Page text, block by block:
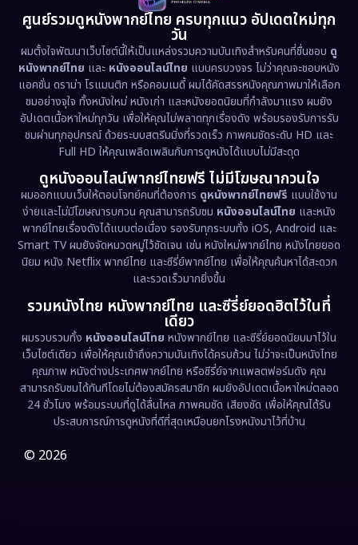
Disaster (13)
Disney+ (5)
Documentary สารคดี (94)
Drama ดราม่า (1,513)
Dystopian (17)
Emotional (61)
Epic มหากาพย์ (227)
Erotic (36)
Family ครอบครัว (375)
Fantasy จินตนาการ (338)
Fiction (9)
Film (57)
Gothic
1978
1974
1962
ศูนย์รวมดูหนังพากย์ไทย ครบทุกแนว อัปเดตใหม่ทุก
วัน
ผมตั้งใจพัฒนาเว็บไซต์นี้ให้เป็นแหล่งรวมความบันเทิงสำหรับคนที่ชื่นชอบ ดู
หนังพากย์ไทย และ หนังออนไลน์ไทย แบบครบวงจร ไม่ว่าคุณจะชอบหนัง
แอคชั่น ดราม่า โรแมนติก หรือคอมเมดี้ ผมได้คัดสรรหนังคุณภาพมาให้เลือก
ชมอย่างจุใจ ทั้งหนังใหม่ หนังเก่า และหนังยอดนิยมที่กำลังมาแรง ผมยัง
อัปเดตเนื้อหาใหม่ทุกวัน เพื่อให้คุณไม่พลาดทุกเรื่องดัง พร้อมรองรับการรับ
ชมผ่านทุกอุปกรณ์ ด้วยระบบสตรีมมิ่งที่รวดเร็ว ภาพคมชัดระดับ HD และ
Full HD ให้คุณเพลิดเพลินกับการดูหนังได้แบบไม่มีสะดุด
ดูหนังออนไลน์พากย์ไทยฟรี ไม่มีโฆษณากวนใจ
ผมออกแบบเว็บให้ตอบโจทย์คนที่ต้องการ ดูหนังพากย์ไทยฟรี แบบใช้งาน
ง่ายและไม่มีโฆษณารบกวน คุณสามารถรับชม หนังออนไลน์ไทย และหนัง
พากย์ไทยเรื่องดังได้แบบต่อเนื่อง รองรับทุกระบบทั้ง iOS, Android และ
Smart TV ผมยังจัดหมวดหมู่ไว้ชัดเจน เช่น หนังใหม่พากย์ไทย หนังไทยยอด
นิยม หนัง Netflix พากย์ไทย และซีรี่ย์พากย์ไทย เพื่อให้คุณค้นหาได้สะดวก
และรวดเร็วมากยิ่งขึ้น
รวมหนังไทย หนังพากย์ไทย และซีรี่ย์ยอดฮิตไว้ในที่
เดียว
ผมรวบรวมทั้ง หนังออนไลน์ไทย หนังพากย์ไทย และซีรี่ย์ยอดนิยมมาไว้ใน
เว็บไซต์เดียว เพื่อให้คุณเข้าถึงความบันเทิงได้ครบถ้วน ไม่ว่าจะเป็นหนังไทย
คุณภาพ หนังต่างประเทศพากย์ไทย หรือซีรี่ย์จากแพลตฟอร์มดัง คุณ
สามารถรับชมได้ทันทีโดยไม่ต้องสมัครสมาชิก ผมยังอัปเดตเนื้อหาใหม่ตลอด
24 ชั่วโมง พร้อมระบบที่ดูได้ลื่นไหล ภาพคมชัด เสียงชัด เพื่อให้คุณได้รับ
ประสบการณ์การดูหนังที่ดีที่สุดเหมือนยกโรงหนังมาไว้ที่บ้าน
© 2026